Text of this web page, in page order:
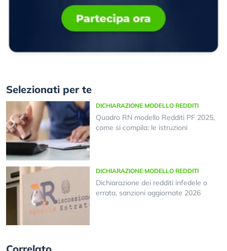
Selezionati per te
DICHIARAZIONE MODELLO REDDITI
Quadro RN modello Redditi PF 2025,
come si compila: le istruzioni
DICHIARAZIONE MODELLO REDDITI
Dichiarazione dei redditi infedele o
errata, sanzioni aggiornate 2026